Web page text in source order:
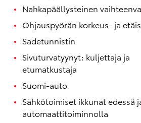
Nahkapäällysteinen
Ohjauspyörän korkeus- ja
Sadetunnistin
Sivuturvatyynyt: kuljettaja ja
etumatkustaja
Suomi-auto
Sähkötoimiset ikkunat edessä
automaattitoiminnolla